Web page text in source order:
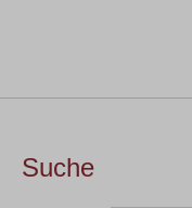
Suche